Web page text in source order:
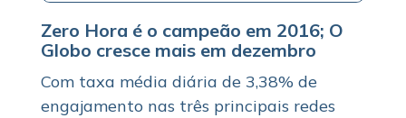
Zero Hora é o campeão em 2016; O
Globo cresce mais em dezembro
Com taxa média diária de 3,38% de
engajamento nas três principais redes